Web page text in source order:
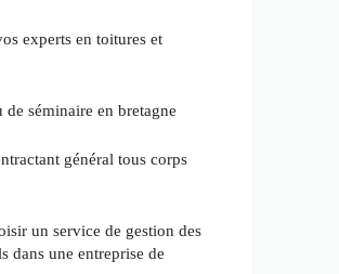
experts en toitures et
séminaire en bretagne
général tous corps
un service de gestion des
dans une entreprise de